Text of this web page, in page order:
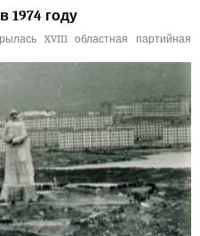
1974 году
XVIII областная партийная